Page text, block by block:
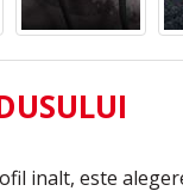
inalt, este